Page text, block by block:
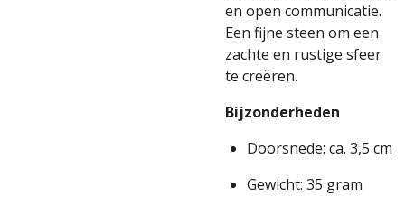
en open communicatie.
Een fijne steen om een
zachte en rustige sfeer
te creëren.
Bijzonderheden
Doorsnede: ca. 3,5 cm
Gewicht: 35 gram